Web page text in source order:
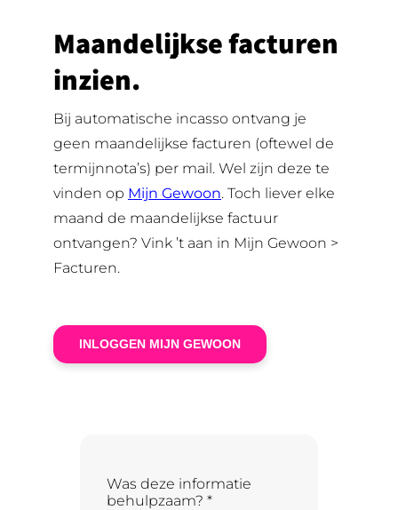
Maandelijkse facturen
inzien.
Bij automatische incasso ontvang je
geen maandelijkse facturen (oftewel de
termijnnota’s) per mail. Wel zijn deze te
vinden op Mijn Gewoon. Toch liever elke
maand de maandelijkse factuur
ontvangen? Vink ’t aan in Mijn Gewoon >
Facturen.
INLOGGEN MIJN GEWOON
Was deze informatie
behulpzaam? *